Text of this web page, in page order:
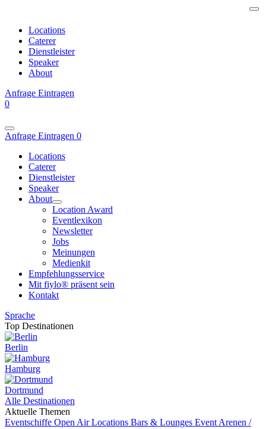
Locations
Caterer
Dienstleister
Speaker
About
Anfrage Eintragen
0
Anfrage Eintragen 0
Locations
Caterer
Dienstleister
Speaker
About
Location Award
Eventlexikon
Newsletter
Jobs
Meinungen
Medienkit
Empfehlungsservice
Mit fiylo® präsent sein
Kontakt
Sprache
Top Destinationen
Berlin
Hamburg
Dortmund
Alle Destinationen
Aktuelle Themen
Eventschiffe Open Air Locations Bars & Lounges Event Arenen /